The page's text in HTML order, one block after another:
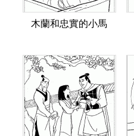
木蘭和忠實的小馬